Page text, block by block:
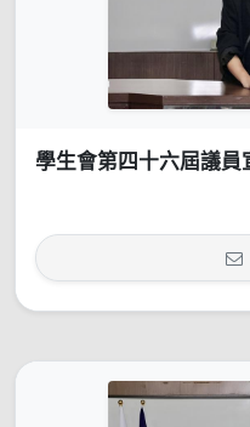
學生會第四十六屆議員